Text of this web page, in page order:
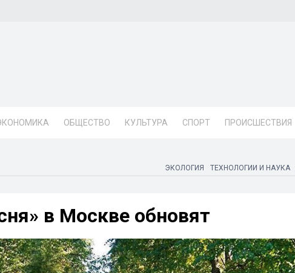
ОБЩЕСТВО КУЛЬТУРА СПОРТ ПРОИСШЕСТВИЯ
ЭКОЛОГИЯ ТЕХНОЛОГИИ И НАУКА
в Москве обновят